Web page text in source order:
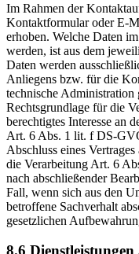
Im Rahmen der
Kontaktformular oder E-
erhoben. Welche Daten
werden, ist aus dem
Daten werden
Anliegens bzw. für die
technische Administration
Rechtsgrundlage für die
berechtigtes Interesse an
Art. 6 Abs. 1 lit. f DS-
Abschluss eines
die Verarbeitung Art. 6
nach abschließender
Fall, wenn sich aus den
betroffene Sachverhalt
gesetzlichen
8.6